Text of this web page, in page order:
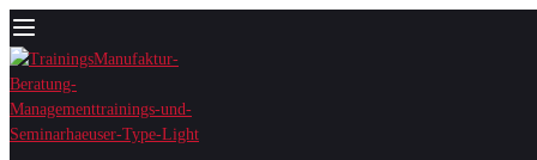
Zum
Inhalt
springen